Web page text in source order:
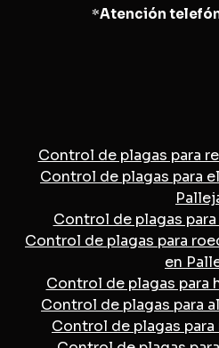
*Atención
Control de plagas para
Control de plagas para
Control de plagas
Control de plagas para
en
Control de plagas para
Control de plagas para
Control de plagas